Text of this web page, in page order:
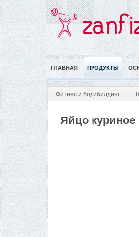
ГЛАВНАЯ ПРОДУКТЫ
Фитнес и бодибилдинг
Яйцо куриное